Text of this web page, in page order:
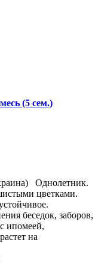
(5 сем.)
Однолетник.
цветками.
беседок, заборов,
ипомеей,
на